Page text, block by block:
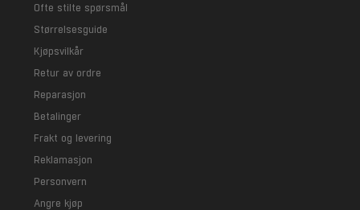
Ofte stilte spørsmål
Størrelsesguide
Kjøpsvilkår
Retur av ordre
Reparasjon
Betalinger
Frakt og levering
Reklamasjon
Personvern
Angre kjøp